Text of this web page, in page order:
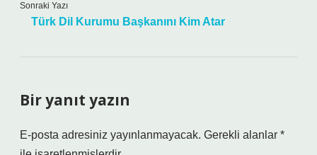
Sonraki Yazı
Türk Dil Kurumu Başkanını Kim Atar
Bir yanıt yazın
E-posta adresiniz yayınlanmayacak. Gerekli alanlar *